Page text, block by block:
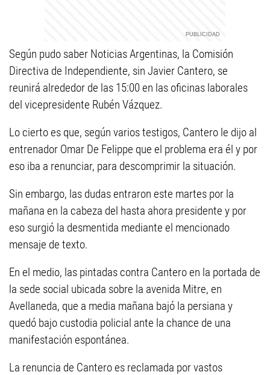
Según pudo saber Noticias Argentinas, la Comisión
Directiva de Independiente, sin Javier Cantero, se
reunirá alrededor de las 15:00 en las oficinas laborales
del vicepresidente Rubén Vázquez.
Lo cierto es que, según varios testigos, Cantero le dijo al
entrenador Omar De Felippe que el problema era él y por
eso iba a renunciar, para descomprimir la situación.
Sin embargo, las dudas entraron este martes por la
mañana en la cabeza del hasta ahora presidente y por
eso surgió la desmentida mediante el mencionado
mensaje de texto.
En el medio, las pintadas contra Cantero en la portada de
la sede social ubicada sobre la avenida Mitre, en
Avellaneda, que a media mañana bajó la persiana y
quedó bajo custodia policial ante la chance de una
manifestación espontánea.
La renuncia de Cantero es reclamada por vastos